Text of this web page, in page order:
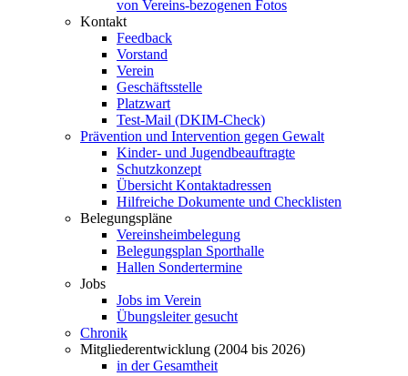
von Vereins-bezogenen Fotos
Kontakt
Feedback
Vorstand
Verein
Geschäftsstelle
Platzwart
Test-Mail (DKIM-Check)
Prävention und Intervention gegen Gewalt
Kinder- und Jugendbeauftragte
Schutzkonzept
Übersicht Kontaktadressen
Hilfreiche Dokumente und Checklisten
Belegungspläne
Vereinsheimbelegung
Belegungsplan Sporthalle
Hallen Sondertermine
Jobs
Jobs im Verein
Übungsleiter gesucht
Chronik
Mitgliederentwicklung (2004 bis 2026)
in der Gesamtheit